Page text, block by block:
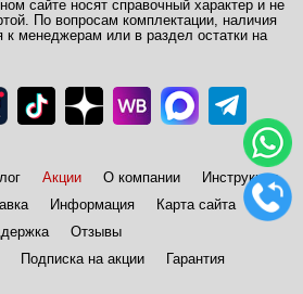
сайте носят справочный характер и не
По вопросам комплектации, наличия
к менеджерам или в раздел остатки на
Акции О компании
Инструкции
Информация
Карта сайта
Отзывы
Подписка на акции
Гарантия